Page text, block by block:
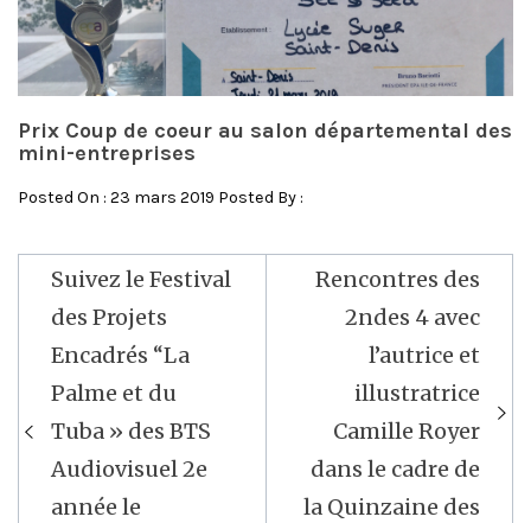
Prix Coup de coeur au salon départemental des
mini-entreprises
Posted On : 23 mars 2019 Posted By :
Navigation
de
l’article
Suivez le Festival
des Projets
Encadrés “La
Palme et du
Tuba » des BTS
Audiovisuel 2e
année le
Rencontres des
2ndes 4 avec
l’autrice et
illustratrice
Camille Royer
dans le cadre de
la Quinzaine des